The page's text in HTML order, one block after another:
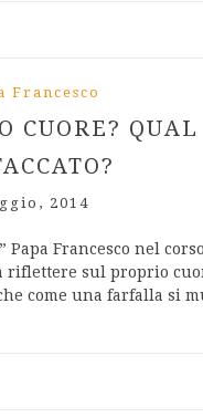
Francesco
CUORE?
2014
Papa Francesco nel
riflettere sul proprio
come una farfalla si